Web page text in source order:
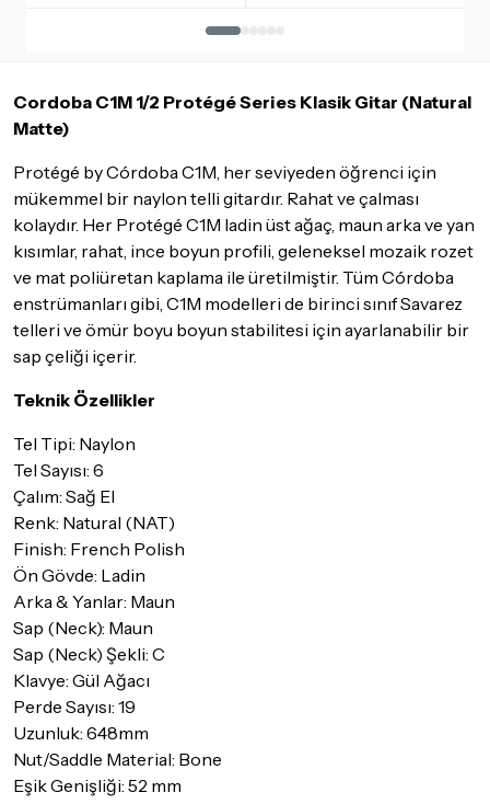
eksiksiz olması gerekmektedir. Satın almış olduğunuz ürünü
göndermeden önce mutlaka
İade ve değişim koşulları, ürün kategorilerine göre farklılık
gösterebilir. Lütfen satın almadan önce ilgili ürünün
iade/değişim şartlarını kontrol ettiğinizden emin olun.
Detaylar için
tıklayınız
Cordoba C1M 1/2 Protégé Series Klasik Gitar (Natural
Matte)
Protégé by Córdoba C1M, her seviyeden öğrenci için
mükemmel bir naylon telli gitardır. Rahat ve çalması
kolaydır. Her Protégé C1M ladin üst ağaç, maun arka ve yan
kısımlar, rahat, ince boyun profili, geleneksel mozaik rozet
ve mat poliüretan kaplama ile üretilmiştir. Tüm Córdoba
enstrümanları gibi, C1M modelleri de birinci sınıf Savarez
telleri ve ömür boyu boyun stabilitesi için ayarlanabilir bir
sap çeliği içerir.
Teknik Özellikler
Tel Tipi: Naylon
Tel Sayısı: 6
Çalım: Sağ El
Renk: Natural (NAT)
Finish: French Polish
Ön Gövde: Ladin
Arka & Yanlar: Maun
Sap (Neck): Maun
Sap (Neck) Şekli: C
Klavye: Gül Ağacı
Perde Sayısı: 19
Uzunluk: 648mm
Nut/Saddle Material: Bone
Eşik Genişliği: 52 mm